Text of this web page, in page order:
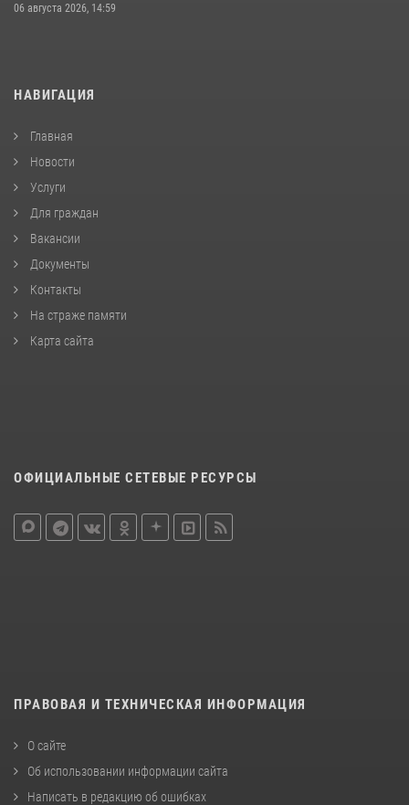
06 августа 2026, 14:59
НАВИГАЦИЯ
Главная
Новости
Услуги
Для граждан
Вакансии
Документы
Контакты
На страже памяти
Карта сайта
ОФИЦИАЛЬНЫЕ СЕТЕВЫЕ РЕСУРСЫ
ПРАВОВАЯ И ТЕХНИЧЕСКАЯ ИНФОРМАЦИЯ
О сайте
Об использовании информации сайта
Написать в редакцию об ошибках